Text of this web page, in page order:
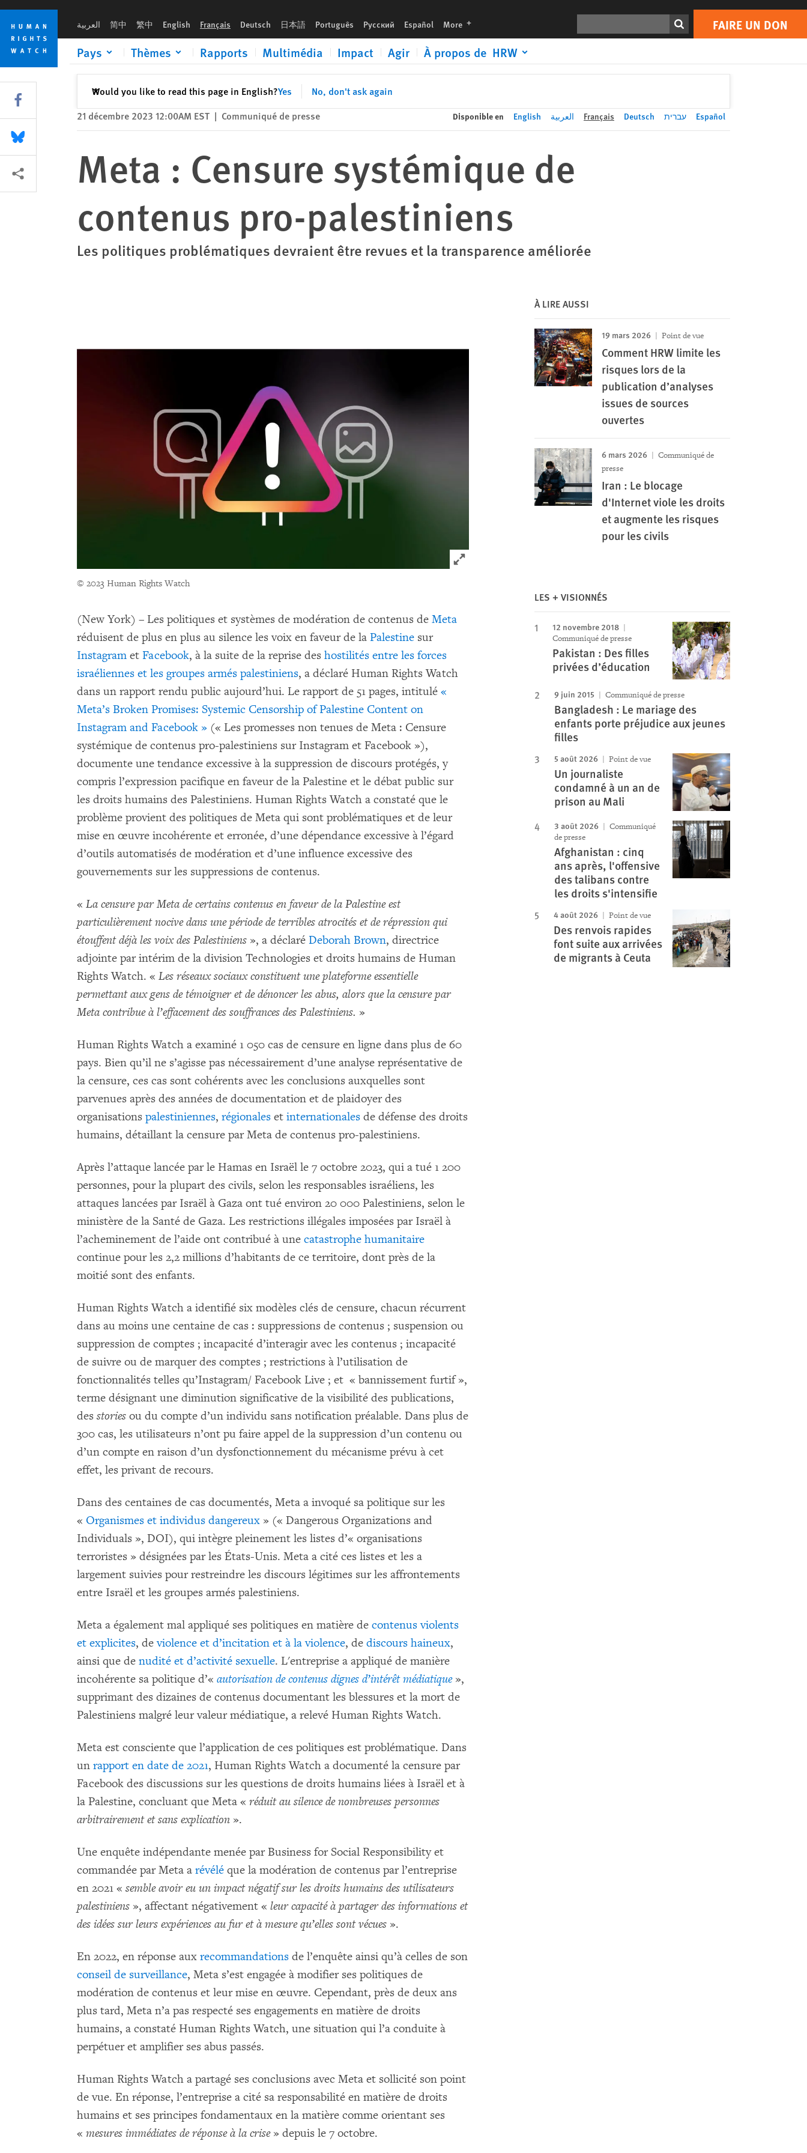
Skip
cookie
privacy
notice
Skip
main
content
العربية 简中 繁中 English Français Deutsch 日本語 Português Русский Español More languages FAIRE UN DON
Pays Thèmes Rapports Multimédia Impact Agir À propos de HRW
Would you like to read this page in English?Yes No, don't ask again
✕Fermer
Print FAIRE UN DON
21 décembre 2023 12:00AM EST | Communiqué de presse Disponible en English العربية Français Deutsch עברית Español
Meta : Censure systémique de
contenus pro-palestiniens
Les politiques problématiques devraient être revues et la transparence améliorée
Click to expand Image
© 2023 Human Rights Watch
(New York) – Les politiques et systèmes de modération de contenus de Meta
réduisent de plus en plus au silence les voix en faveur de la Palestine sur
Instagram et Facebook, à la suite de la reprise des hostilités entre les forces
israéliennes et les groupes armés palestiniens, a déclaré Human Rights Watch
dans un rapport rendu public aujourd’hui. Le rapport de 51 pages, intitulé «
Meta’s Broken Promises: Systemic Censorship of Palestine Content on
Instagram and Facebook » (« Les promesses non tenues de Meta : Censure
systémique de contenus pro-palestiniens sur Instagram et Facebook »),
documente une tendance excessive à la suppression de discours protégés, y
compris l’expression pacifique en faveur de la Palestine et le débat public sur
les droits humains des Palestiniens. Human Rights Watch a constaté que le
problème provient des politiques de Meta qui sont problématiques et de leur
mise en œuvre incohérente et erronée, d’une dépendance excessive à l’égard
d’outils automatisés de modération et d’une influence excessive des
gouvernements sur les suppressions de contenus.
« La censure par Meta de certains contenus en faveur de la Palestine est
particulièrement nocive dans une période de terribles atrocités et de répression qui
étouffent déjà les voix des Palestiniens », a déclaré Deborah Brown, directrice
adjointe par intérim de la division Technologies et droits humains de Human
Rights Watch. « Les réseaux sociaux constituent une plateforme essentielle
permettant aux gens de témoigner et de dénoncer les abus, alors que la censure par
Meta contribue à l’effacement des souffrances des Palestiniens. »
Human Rights Watch a examiné 1 050 cas de censure en ligne dans plus de 60
pays. Bien qu’il ne s’agisse pas nécessairement d’une analyse représentative de
la censure, ces cas sont cohérents avec les conclusions auxquelles sont
parvenues après des années de documentation et de plaidoyer des
organisations palestiniennes, régionales et internationales de défense des droits
humains, détaillant la censure par Meta de contenus pro-palestiniens.
Après l’attaque lancée par le Hamas en Israël le 7 octobre 2023, qui a tué 1 200
personnes, pour la plupart des civils, selon les responsables israéliens, les
attaques lancées par Israël à Gaza ont tué environ 20 000 Palestiniens, selon le
ministère de la Santé de Gaza. Les restrictions illégales imposées par Israël à
l’acheminement de l’aide ont contribué à une catastrophe humanitaire
continue pour les 2,2 millions d’habitants de ce territoire, dont près de la
moitié sont des enfants.
Human Rights Watch a identifié six modèles clés de censure, chacun récurrent
dans au moins une centaine de cas : suppressions de contenus ; suspension ou
suppression de comptes ; incapacité d’interagir avec les contenus ; incapacité
de suivre ou de marquer des comptes ; restrictions à l’utilisation de
fonctionnalités telles qu’Instagram/ Facebook Live ; et « bannissement furtif »,
terme désignant une diminution significative de la visibilité des publications,
des stories ou du compte d’un individu sans notification préalable. Dans plus de
300 cas, les utilisateurs n’ont pu faire appel de la suppression d’un contenu ou
d’un compte en raison d’un dysfonctionnement du mécanisme prévu à cet
effet, les privant de recours.
Dans des centaines de cas documentés, Meta a invoqué sa politique sur les
« Organismes et individus dangereux » (« Dangerous Organizations and
Individuals », DOI), qui intègre pleinement les listes d’« organisations
terroristes » désignées par les États-Unis. Meta a cité ces listes et les a
largement suivies pour restreindre les discours légitimes sur les affrontements
entre Israël et les groupes armés palestiniens.
Meta a également mal appliqué ses politiques en matière de contenus violents
et explicites, deviolence et d’incitation et à la violence, de discours haineux,
ainsi que de nudité et d’activité sexuelle. L'entreprise a appliqué de manière
incohérente sa politique d’« autorisation de contenus dignes d’intérêt médiatique»,
supprimant des dizaines de contenus documentant les blessures et la mort de
Palestiniens malgré leur valeur médiatique, a relevé Human Rights Watch.
Meta est consciente que l’application de ces politiques est problématique. Dans
un rapport en date de 2021, Human Rights Watch a documenté la censure par
Facebook des discussions sur les questions de droits humains liées à Israël et à
la Palestine, concluant que Meta « réduit au silence de nombreuses personnes
arbitrairement et sans explication ».
Une enquête indépendante menée par Business for Social Responsibility et
commandée par Meta a révélé que la modération de contenus par l’entreprise
en 2021 « semble avoir eu un impact négatif sur les droits humains des utilisateurs
palestiniens », affectant négativement « leur capacité à partager des informations et
des idées sur leurs expériences au fur et à mesure qu’elles sont vécues ».
En 2022, en réponse aux recommandations de l’enquête ainsi qu’à celles de son
conseil de surveillance, Meta s’est engagée à modifier ses politiques de
modération de contenus et leur mise en œuvre. Cependant, près de deux ans
plus tard, Meta n’a pas respecté ses engagements en matière de droits
humains, a constaté Human Rights Watch, une situation qui l’a conduite à
perpétuer et amplifier ses abus passés.
Human Rights Watch a partagé ses conclusions avec Meta et sollicité son point
de vue. En réponse, l’entreprise a cité sa responsabilité en matière de droits
humains et ses principes fondamentaux en la matière comme orientant ses
« mesures immédiates de réponse à la crise» depuis le 7 octobre.
À LIRE AUSSI
19 mars 2026 Point de vue
Comment HRW limite les
risques lors de la
publication d’analyses
issues de sources
ouvertes
6 mars 2026
Communiqué de
presse
Iran : Le blocage
d'Internet viole les droits
et augmente les risques
pour les civils
LES + VISIONNÉS
12 novembre 2018
Communiqué de presse
Pakistan : Des filles
privées d’éducation
9 juin 2015 Communiqué de presse
Bangladesh : Le mariage des
enfants porte préjudice aux jeunes
filles
5 août 2026 Point de vue
Un journaliste
condamné à un an de
prison au Mali
3 août 2026
Communiqué
de presse
Afghanistan : cinq
ans après, l'offensive
des talibans contre
les droits s'intensifie
4 août 2026 Point de vue
Des renvois rapides
font suite aux arrivées
de migrants à Ceuta
Share this via Facebook
Share this via Bluesky
Share this via Partagez